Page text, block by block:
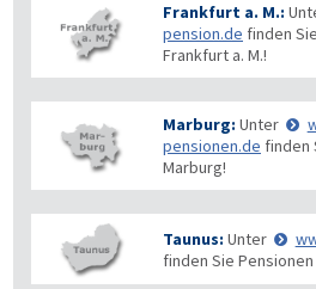
Frankfurt a. M.:
pension.de finden
Frankfurt a. M.!
Marburg: Unter
pensionen.de finden
Marburg!
Taunus: Unter
finden Sie Pensionen